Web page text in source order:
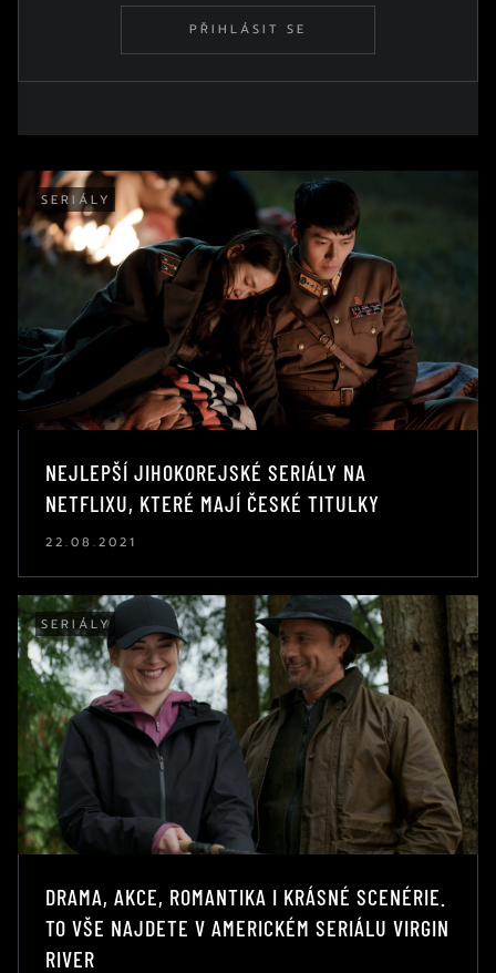
PŘIHLÁSIT SE
SERIÁLY
NEJLEPŠÍ JIHOKOREJSKÉ SERIÁLY NA
NETFLIXU, KTERÉ MAJÍ ČESKÉ TITULKY
22.08.2021
SERIÁLY
DRAMA, AKCE, ROMANTIKA I KRÁSNÉ SCENÉRIE.
TO VŠE NAJDETE V AMERICKÉM SERIÁLU VIRGIN
RIVER